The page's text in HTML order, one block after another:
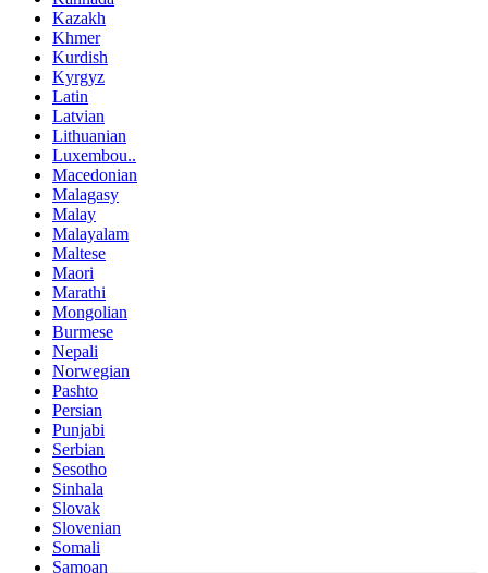
Kazakh
Khmer
Kurdish
Kyrgyz
Latin
Latvian
Lithuanian
Luxembou..
Macedonian
Malagasy
Malay
Malayalam
Maltese
Maori
Marathi
Mongolian
Burmese
Nepali
Norwegian
Pashto
Persian
Punjabi
Serbian
Sesotho
Sinhala
Slovak
Slovenian
Somali
Samoan